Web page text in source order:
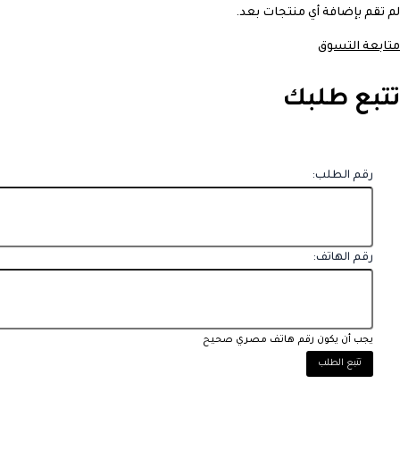
لم تقم بإضافة أي منتجات بعد.
متابعة التسوق
تتبع طلبك
رقم الطلب:
رقم الهاتف:
يجب أن يكون رقم هاتف مصري صحيح
تتبع الطلب